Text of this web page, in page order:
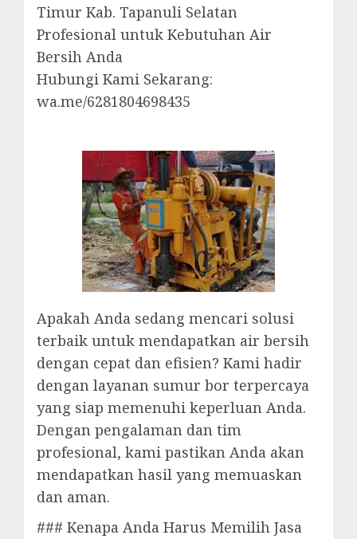
Timur Kab. Tapanuli Selatan
Profesional untuk Kebutuhan Air
Bersih Anda
Hubungi Kami Sekarang:
wa.me/6281804698435
Apakah Anda sedang mencari solusi
terbaik untuk mendapatkan air bersih
dengan cepat dan efisien? Kami hadir
dengan layanan sumur bor terpercaya
yang siap memenuhi keperluan Anda.
Dengan pengalaman dan tim
profesional, kami pastikan Anda akan
mendapatkan hasil yang memuaskan
dan aman.
### Kenapa Anda Harus Memilih Jasa